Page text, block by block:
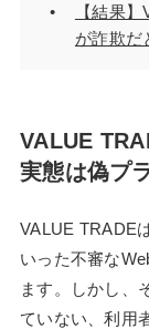
【結果
が詐欺だ
VALUE
実態は偽プ
VALUE TRADE
いった不審な
ます。しかし、
ていない、利用